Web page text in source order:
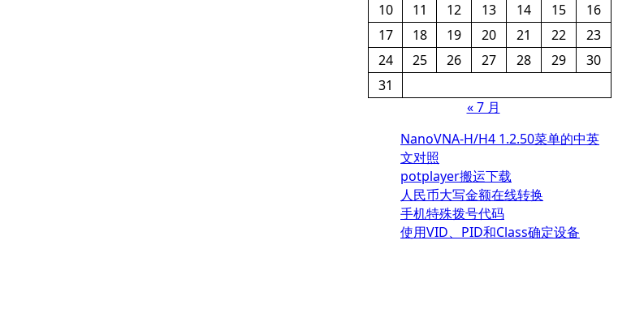
10
11 12 13 14 15
16
17
18 19 20 21 22
23
24
25 26 27 28 29
30
31
« 7 月
NanoVNA-H/H4 1.2.50菜单的中英
文对照
potplayer搬运下载
人民币大写金额在线转换
手机特殊拨号代码
使用VID、PID和Class确定设备